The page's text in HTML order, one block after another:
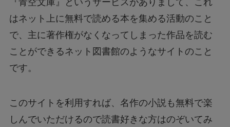
はネット上に無料で読める本を集める活動のこと
で、主に著作権がなくなってしまった作品を読む
ことができるネット図書館のようなサイトのこと
です。
このサイトを利用すれば、名作の小説も無料で楽
しんでいただけるので読書好きな方はのぞいてみ